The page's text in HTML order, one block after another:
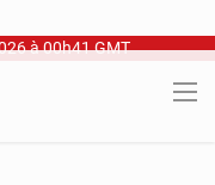
à 00h41 GMT